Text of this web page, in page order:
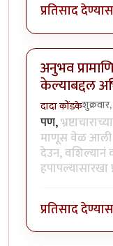
प्रतिसाद
अनुभव
केल्याबद्दल
दादा कोंडके
पण,
माणूस वेळ आली
देउन, वशिल्यानं
प्रतिसाद